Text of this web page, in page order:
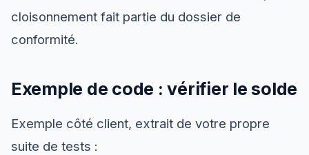
cloisonnement fait partie du dossier de
conformité.
Exemple de code : vérifier le solde
Exemple côté client, extrait de votre propre
suite de tests :